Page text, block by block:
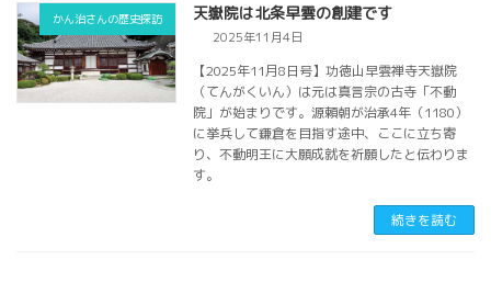
かん治さんの歴史探訪 天嶽院は北条早雲の創建です
2025年11月4日
【2025年11月8日号】功徳山早雲禅寺天嶽院
（てんがくいん）は元は真言宗の古寺「不動
院」が始まりです。源頼朝が治承4年（1180）
に挙兵して鎌倉を目指す途中、ここに立ち寄
り、不動明王に大願成就を祈願したと伝わりま
す。
続きを読む